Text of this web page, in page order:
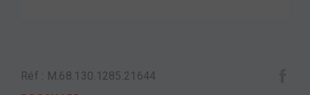
Réf : M.68.130.1285.21644